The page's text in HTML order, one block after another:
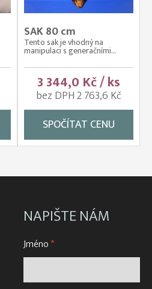
SAK 80 cm
Tento sak je vhodný na
manipulaci s generačními...
3 344,0 Kč / ks
bez DPH 2 763,6 Kč
SPOČÍTAT CENU
NAPIŠTE NÁM
Jméno*